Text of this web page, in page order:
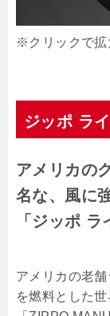
※クリックで拡
ジッポ ラ
アメリカの
名な、風に
「ジッポ ラ
アメリカの老
を燃料とした